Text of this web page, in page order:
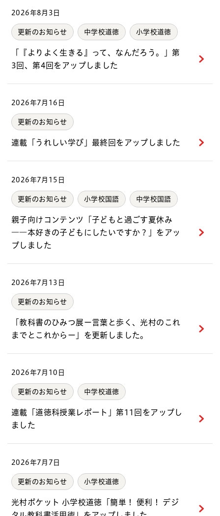
2026年8月3日
更新のお知らせ 中学校道徳 小学校道徳
「『よりよく生きる』って、なんだろう。」第
3回、第4回をアップしました
2026年7月16日
更新のお知らせ
連載「うれしい学び」最終回をアップしました
2026年7月15日
更新のお知らせ 小学校国語 中学校国語
親子向けコンテンツ「子どもと過ごす夏休み
――本好きの子どもにしたいですか？」をアッ
プしました
2026年7月13日
更新のお知らせ
「教科書のひみつ展ー言葉と歩く、光村のこれ
までとこれからー」を更新しました。
2026年7月10日
更新のお知らせ 中学校道徳
連載「道徳科授業レポート」第11回をアップし
ました
2026年7月7日
更新のお知らせ 小学校道徳
光村ポケット 小学校道徳「簡単！ 便利！ デジ